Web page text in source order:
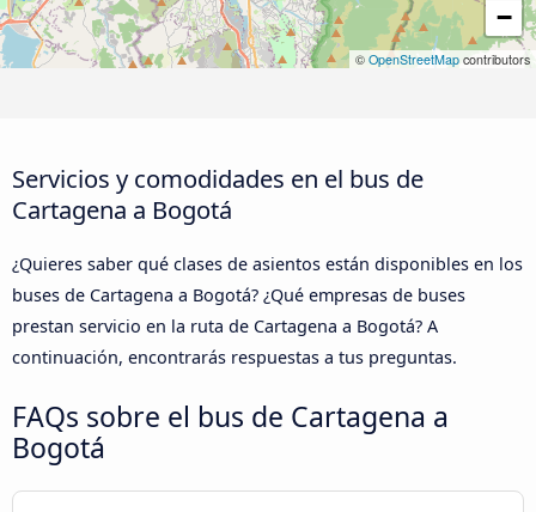
−
© OpenStreetMap contributors
Servicios y comodidades en el bus de
Cartagena a Bogotá
¿Quieres saber qué clases de asientos están disponibles en los
buses de Cartagena a Bogotá? ¿Qué empresas de buses
prestan servicio en la ruta de Cartagena a Bogotá? A
continuación, encontrarás respuestas a tus preguntas.
FAQs sobre el bus de Cartagena a
Bogotá